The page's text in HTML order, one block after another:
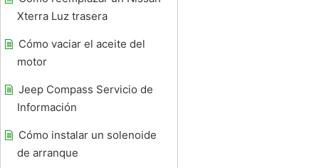
Xterra Luz trasera
Cómo vaciar el aceite del
motor
Jeep Compass Servicio de
Información
Cómo instalar un solenoide
de arranque